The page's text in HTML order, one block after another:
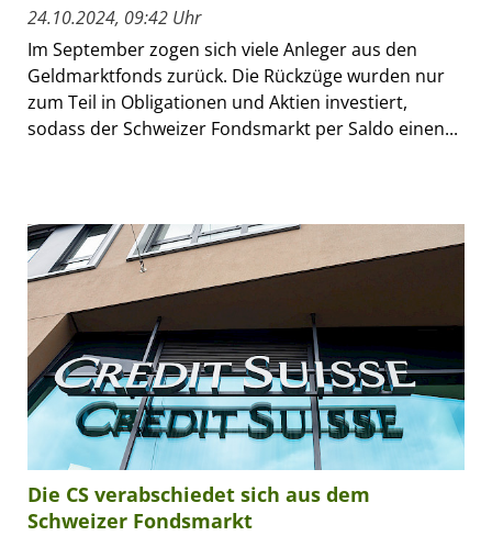
24.10.2024, 09:42 Uhr
Im September zogen sich viele Anleger aus den
Geldmarktfonds zurück. Die Rückzüge wurden nur
zum Teil in Obligationen und Aktien investiert,
sodass der Schweizer Fondsmarkt per Saldo einen...
Die CS verabschiedet sich aus dem
Schweizer Fondsmarkt